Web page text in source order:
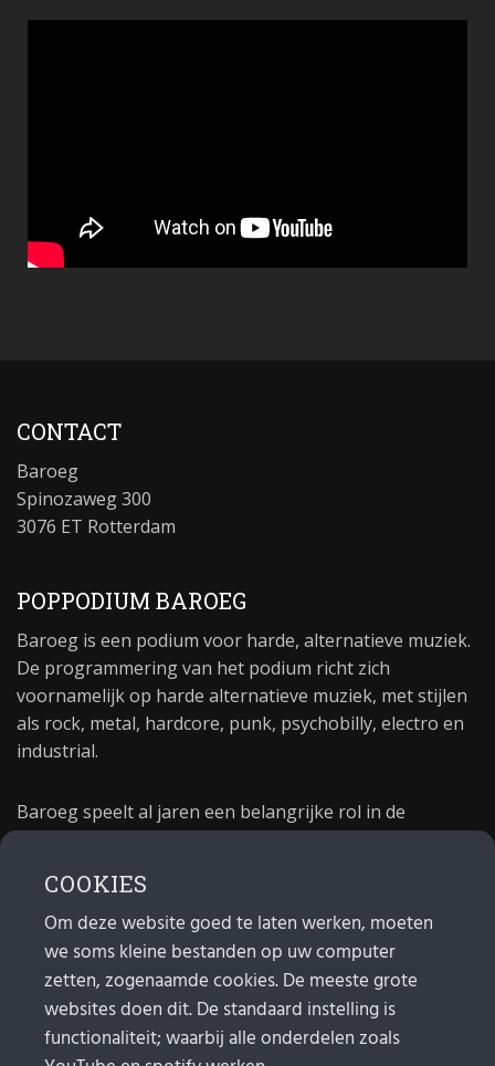
CONTACT
Baroeg
Spinozaweg 300
3076 ET Rotterdam
POPPODIUM BAROEG
Baroeg is een podium voor harde, alternatieve muziek.
De programmering van het podium richt zich
voornamelijk op harde alternatieve muziek, met stijlen
als rock, metal, hardcore, punk, psychobilly, electro en
industrial.
Baroeg speelt al jaren een belangrijke rol in de
culturele sector van Rotterdam. In 1981 begon Baroeg
poppodium 40 jaar.
MAIL
Algemeen: info@baroeg.nl
Bands & boeking: leon@baroeg.nl
COOKIES
Om deze website goed te laten werken, moeten
we soms kleine bestanden op uw computer
zetten, zogenaamde cookies. De meeste grote
websites doen dit. De standaard instelling is
functionaliteit; waarbij alle onderdelen zoals